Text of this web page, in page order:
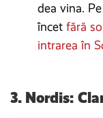
dea vina.
încet fără
intrarea în
3. Nordis: